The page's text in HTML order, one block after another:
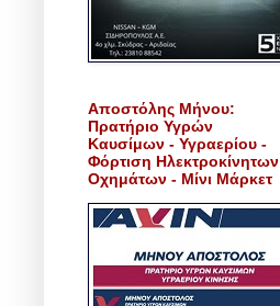
Αποστόλης Μήνου:
Πρατήριο Υγρών
Καυσίμων - Υγραερίου -
Φόρτιση Ηλεκτροκίνητων
Οχημάτων - Μίνι Μάρκετ